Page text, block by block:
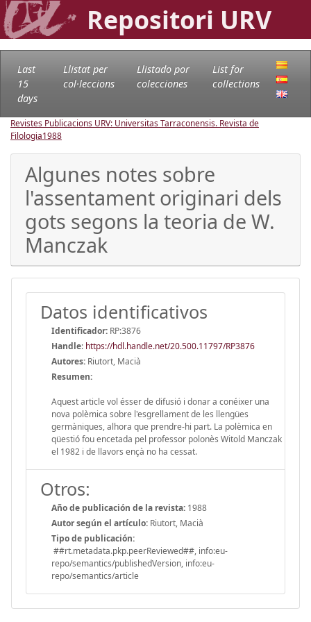
Repositori URV
Last
15
days
Llistat per
col·leccions
Llistado por
colecciones
List for
collections
Revistes Publicacions URV: Universitas Tarraconensis. Revista de
Filologia1988
Algunes notes sobre
l'assentament originari dels
gots segons la teoria de W.
Manczak
Datos identificativos
Identificador: RP:3876
Handle: https://hdl.handle.net/20.500.11797/RP3876
Autores: Riutort, Macià
Resumen:
Aquest article vol ésser de difusió i donar a conéixer una
nova polèmica sobre l'esgrellament de les llengües
germàniques, alhora que prendre-hi part. La polèmica en
qüestió fou encetada pel professor polonès Witold Manczak
el 1982 i de llavors ençà no ha cessat.
Otros:
Año de publicación de la revista: 1988
Autor según el artículo: Riutort, Macià
Tipo de publicación:
##rt.metadata.pkp.peerReviewed##, info:eu-
repo/semantics/publishedVersion, info:eu-
repo/semantics/article